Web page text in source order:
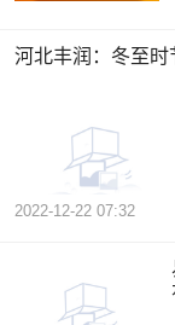
河北丰润：冬至时
2022-12-22 07:32